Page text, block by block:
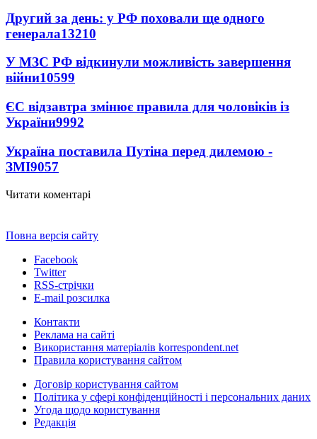
Другий за день: у РФ поховали ще одного
генерала13210
У МЗС РФ відкинули можливість завершення
війни10599
ЄС відзавтра змінює правила для чоловіків із
України9992
Україна поставила Путіна перед дилемою -
ЗМІ9057
Читати коментарі
Повна версія сайту
Facebook
Twitter
RSS-стрічки
E-mail розсилка
Контакти
Реклама на сайті
Використання матеріалів korrespondent.net
Правила користування сайтом
Договір користування сайтом
Політика у сфері конфіденційності і персональних даних
Угода щодо користування
Редакція